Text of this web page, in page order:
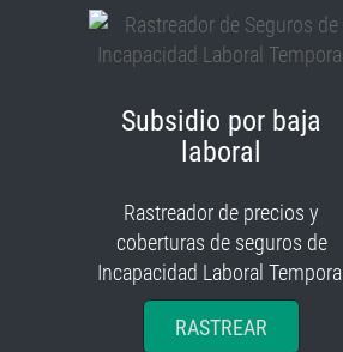
Subsidio por baja
laboral
Rastreador de precios y
coberturas de seguros de
Incapacidad Laboral Temporal
RASTREAR